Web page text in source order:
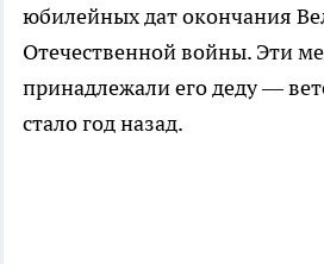
юбилейных дат окончания
Отечественной войны. Эти
принадлежали его деду —
стало год назад.